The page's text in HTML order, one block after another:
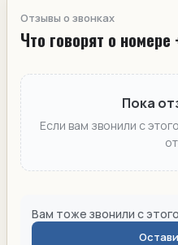
Отзывы о звонках
Что говорят о
Пока
Если вам звонили с
Вам тоже звонили с